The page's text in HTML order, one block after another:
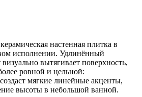
настенная плитка в
исполнении. Удлинённый
вытягивает поверхность,
ровной и цельной:
мягкие линейные акценты,
высоты в небольшой ванной.